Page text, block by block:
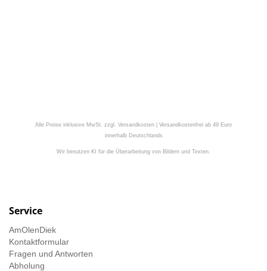
Alle Preise inklusive MwSt. zzgl. Versandkosten | Versandkostenfrei ab 49 Euro
innerhalb Deutschlands
Wir benutzen KI für die Überarbeitung von Bildern und Texten.
Service
AmOlenDiek
Kontaktformular
Fragen und Antworten
Abholung